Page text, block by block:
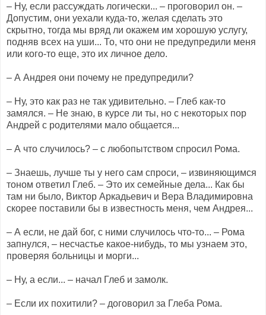
– Ну, если рассуждать логически... – проговорил он. –
Допустим, они уехали куда-то, желая сделать это
скрытно, тогда мы вряд ли окажем им хорошую услугу,
подняв всех на уши... То, что они не предупредили меня
или кого-то еще, это их личное дело.
– А Андрея они почему не предупредили?
– Ну, это как раз не так удивительно. – Глеб как-то
замялся. – Не знаю, в курсе ли ты, но с некоторых пор
Андрей с родителями мало общается...
– А что случилось? – с любопытством спросил Рома.
– Знаешь, лучше ты у него сам спроси, – извиняющимся
тоном ответил Глеб. – Это их семейные дела... Как бы
там ни было, Виктор Аркадьевич и Вера Владимировна
скорее поставили бы в известность меня, чем Андрея...
– А если, не дай бог, с ними случилось что-то... – Рома
запнулся, – несчастье какое-нибудь, то мы узнаем это,
проверяя больницы и морги...
– Ну, а если... – начал Глеб и замолк.
– Если их похитили? – договорил за Глеба Рома.